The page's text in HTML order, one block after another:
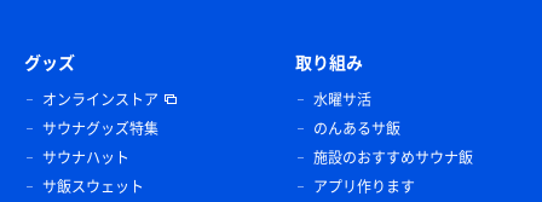
グッズ
オンラインストア
サウナグッズ特集
サウナハット
サ飯スウェット
取り組み
水曜サ活
のんあるサ飯
施設のおすすめサウナ飯
アプリ作ります